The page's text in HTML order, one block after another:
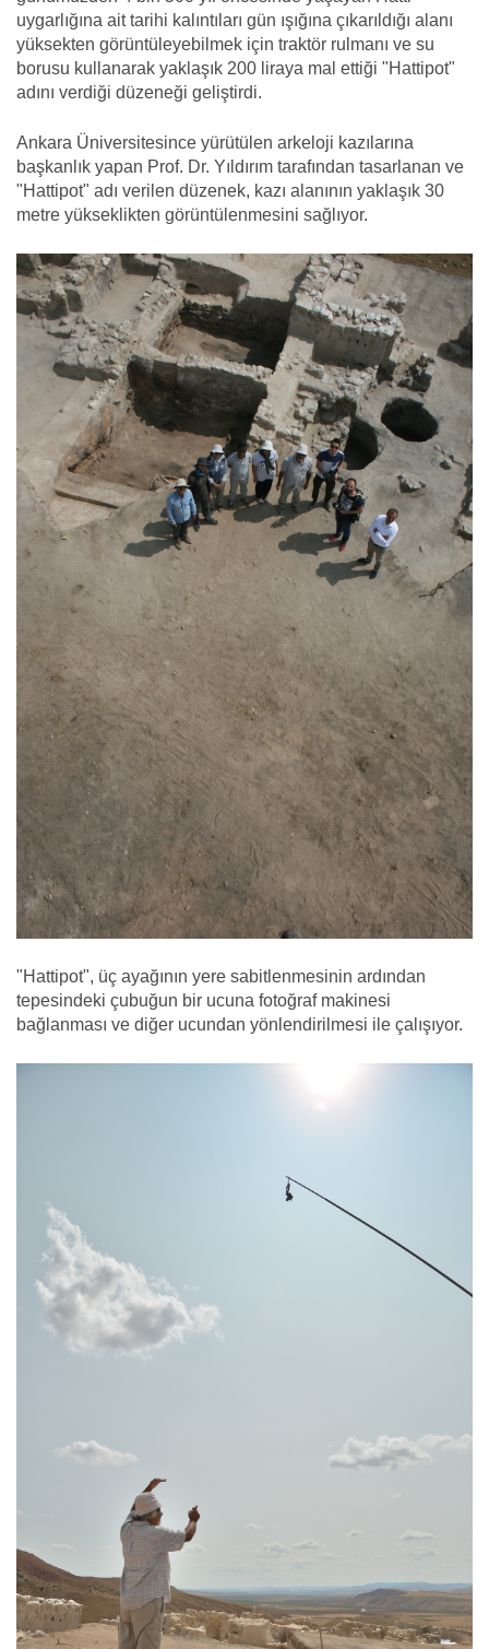
uygarlığına ait tarihi kalıntıları gün ışığına çıkarıldığı alanı
yüksekten görüntüleyebilmek için traktör rulmanı ve su
borusu kullanarak yaklaşık 200 liraya mal ettiği "Hattipot"
adını verdiği düzeneği geliştirdi.
Ankara Üniversitesince yürütülen arkeloji kazılarına
başkanlık yapan Prof. Dr. Yıldırım tarafından tasarlanan ve
"Hattipot" adı verilen düzenek, kazı alanının yaklaşık 30
metre yükseklikten görüntülenmesini sağlıyor.
"Hattipot", üç ayağının yere sabitlenmesinin ardından
tepesindeki çubuğun bir ucuna fotoğraf makinesi
bağlanması ve diğer ucundan yönlendirilmesi ile çalışıyor.